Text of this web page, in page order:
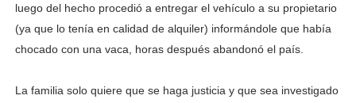
luego del hecho procedió a entregar el vehículo a su propietario
(ya que lo tenía en calidad de alquiler) informándole que había
chocado con una vaca, horas después abandonó el país.
La familia solo quiere que se haga justicia y que sea investigado